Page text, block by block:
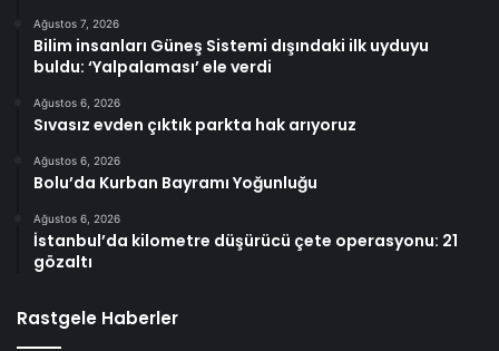
Ağustos 7, 2026
Bilim insanları Güneş Sistemi dışındaki ilk uyduyu
buldu: ‘Yalpalaması’ ele verdi
Ağustos 6, 2026
Sıvasız evden çıktık parkta hak arıyoruz
Ağustos 6, 2026
Bolu’da Kurban Bayramı Yoğunluğu
Ağustos 6, 2026
İstanbul’da kilometre düşürücü çete operasyonu: 21
gözaltı
Rastgele Haberler